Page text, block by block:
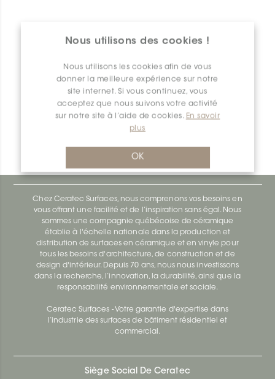
Nous utilisons des cookies !
Nous utilisons les cookies afin de vous
donner la meilleure expérience sur notre
site internet. Si vous continuez, vous
acceptez que nous suivons votre activité
sur notre site à l’aide de cookies. En savoir
plus
OK
Bara-Rw E90/RW120BW
Chez Ceratec Surfaces, nous comprenons vos besoins en
vous offrant une facilité et de l’inspiration sans égal. Nous
sommes une compagnie québécoise de céramique
établie à l'échelle nationale dans la production et
distribution de surfaces en céramique et en vinyle pour
tous les besoins d'architecture, de construction et de
design d'intérieur. Depuis 70 ans, nous nous investissons
dans la recherche, l’innovation, la durabilité, ainsi que la
responsabilité environnementale et sociale.
Ceratec Surfaces - Votre garantie d'expertise dans
l’industrie des surfaces de bâtiment résidentiel et
commercial.
Siège Social De Ceratec